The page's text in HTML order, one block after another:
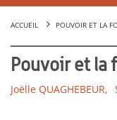
ACCUEIL POUVOIR ET LA
Pouvoir et la
Joëlle QUAGHEBEUR,